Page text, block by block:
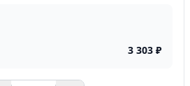
3 303 ₽